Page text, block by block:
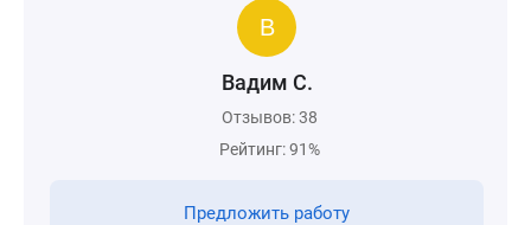
Вадим С.
Отзывов: 38
Рейтинг: 91%
Предложить работу